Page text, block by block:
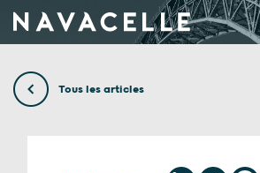
Tous les articles